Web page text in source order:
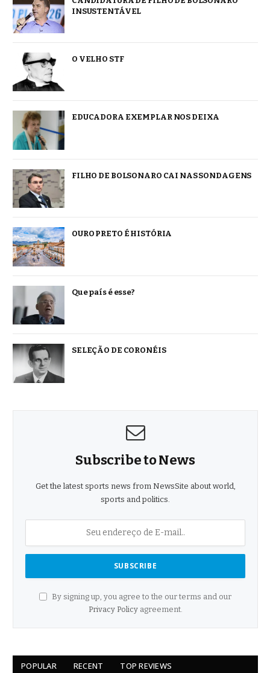
INSUSTENTÁVEL
O VELHO STF
EDUCADORA EXEMPLAR NOS DEIXA
FILHO DE BOLSONARO CAI NAS SONDAGENS
OURO PRETO É HISTÓRIA
Que país é esse?
SELEÇÃO DE CORONÉIS
Subscribe to News
Get the latest sports news from NewsSite about world,
sports and politics.
By signing up, you agree to the our terms and our
Privacy Policyagreement.
POPULAR RECENT TOP REVIEWS